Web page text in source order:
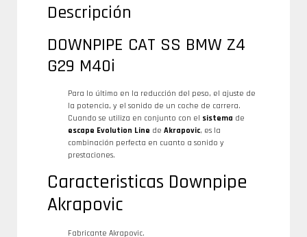
Descripción
DOWNPIPE CAT SS BMW Z4
G29 M40i
Para lo último en la reducción del peso, el ajuste de
la potencia, y el sonido de un coche de carrera.
Cuando se utiliza en conjunto con el sistema de
escape Evolution Line de Akrapovic, es la
combinación perfecta en cuanto a sonido y
prestaciones.
Caracteristicas Downpipe
Akrapovic
Fabricante Akrapovic.